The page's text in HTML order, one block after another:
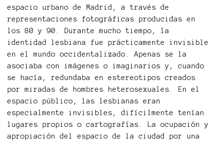
espacio urbano de Madrid, a través de
representaciones fotográficas producidas en
los 80 y 90. Durante mucho tiempo, la
identidad lesbiana fue prácticamente invisible
en el mundo occidentalizado. Apenas se la
asociaba con imágenes o imaginarios y, cuando
se hacía, redundaba en estereotipos creados
por miradas de hombres heterosexuales. En el
espacio público, las lesbianas eran
especialmente invisibles, difícilmente tenían
lugares propios o cartografías. La ocupación y
apropiación del espacio de la ciudad por una